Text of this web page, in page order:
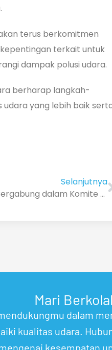
terus berkomitmen
terkait untuk
dampak polusi udara.
berharap langkah-
udara yang lebih baik
Selanjutnya
Bicara Udara Bergabung dalam Komite Penanggulangan Penyakit Respirasi dan Dampak Polusi Udara
Mari
dalam
kualitas udara.